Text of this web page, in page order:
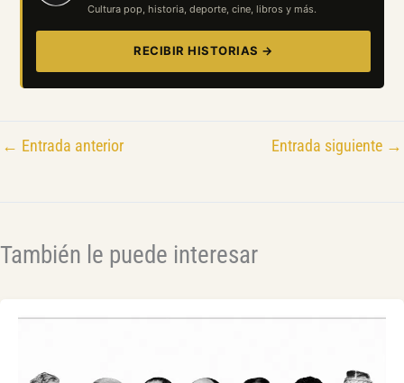
Cultura pop, historia, deporte, cine, libros y más.
RECIBIR HISTORIAS →
← Entrada anterior Entrada siguiente →
También le puede interesar